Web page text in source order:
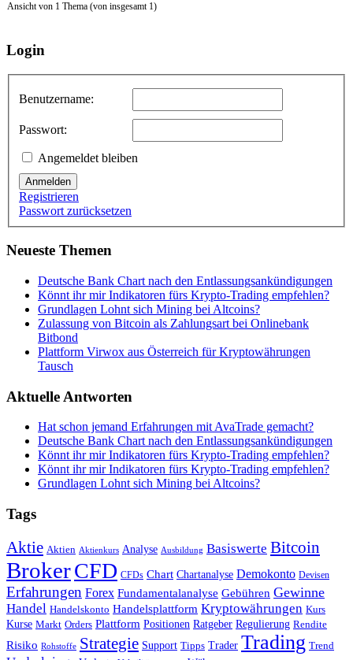
Ansicht von 1 Thema (von insgesamt 1)
Login
Benutzername:
Passwort:
Angemeldet bleiben
Anmelden
Registrieren
Passwort zurücksetzen
Neueste Themen
Deutsche Bank Chart nach den Entlassungsankündigungen
Könnt ihr mir Indikatoren fürs Krypto-Trading empfehlen?
Grundlagen Lohnt sich Mining bei Altcoins?
Zulassung von Bitcoin als Zahlungsart bei Onlinebank
Bitbond
Plattform Virwox aus Österreich für Kryptowährungen
Tausch
Aktuelle Antworten
Hat schon jemand Erfahrungen mit AvaTrade gemacht?
Deutsche Bank Chart nach den Entlassungsankündigungen
Könnt ihr mir Indikatoren fürs Krypto-Trading empfehlen?
Könnt ihr mir Indikatoren fürs Krypto-Trading empfehlen?
Grundlagen Lohnt sich Mining bei Altcoins?
Tags
Aktie Aktien Aktienkurs Analyse Ausbildung Basiswerte Bitcoin
BrokerCFD CFDs Chart Chartanalyse Demokonto Devisen
Erfahrungen Forex Fundamentalanalyse Gebühren Gewinne
Handel Handelskonto Handelsplattform Kryptowährungen Kurs
Kurse Markt Orders Plattform Positionen Ratgeber Regulierung Rendite
Risiko Rohstoffe Strategie Support Tipps Trader Trading Trend